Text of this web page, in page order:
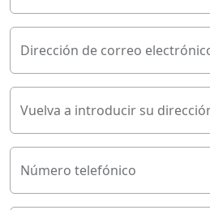
Dirección de correo
Número telefónico